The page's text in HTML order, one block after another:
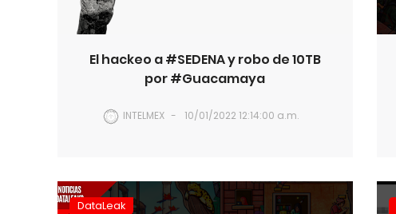
El hackeo a #SEDENA y robo de 10TB
por #Guacamaya
INTELMEX 10/01/2022 12:14:00 a.m.
DataLeak